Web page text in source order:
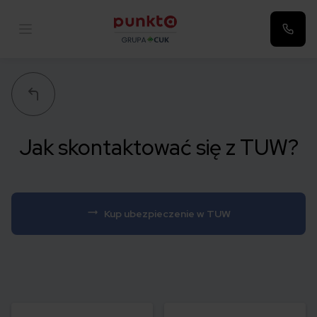
Jak skontaktować się z TUW?
Kup ubezpieczenie w TUW